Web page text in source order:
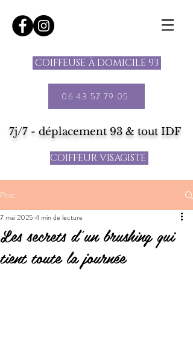
COIFFEUSE À DOMICILE 93
06 43 57 79 05
7j/7 - déplacement 93 & tout IDF
COIFFEUR VISAGISTE
Post
Les secrets d'un brushing qui
tient toute la journée
7 mai 2025 4 min de lecture